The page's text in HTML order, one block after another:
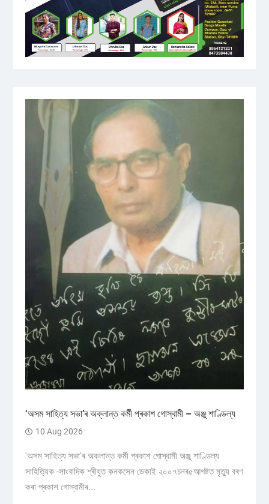
‘অসম সাহিত্য সভা’ৰ অক্লান্ত কৰ্মী প্ৰকাশ গোস্বামী – অঞ্জু শাণ্ডিল্য
10 Aug 2026
'অসম সাহিত্য সভা'ৰ অক্লান্ত কৰ্মী প্ৰকাশ গোস্বামী অঞ্জু শাণ্ডিল্য
সাহিত্যিক -সাংবাদিক শ্ৰীযুত কনকসেন ডেকাই ২০০৭চনৰ৫আগষ্টত মৃত্যু বৰণ
কৰা প্ৰকাশ গোস্বামীৰ...